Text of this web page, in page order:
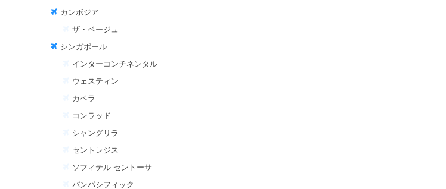
カンボジア
ザ・ベージュ
シンガポール
インターコンチネンタル
ウェスティン
カペラ
コンラッド
シャングリラ
セントレジス
ソフィテル セントーサ
パンパシフィック